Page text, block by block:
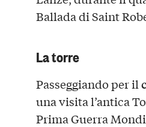
Ballada di Saint
La torre
Passeggiando per il
una visita l’antica
Prima Guerra